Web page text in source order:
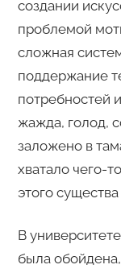
создании
проблемой
сложная
поддержание
потребностей
жажда, голод,
заложено в
хватало чего-
этого
В
была